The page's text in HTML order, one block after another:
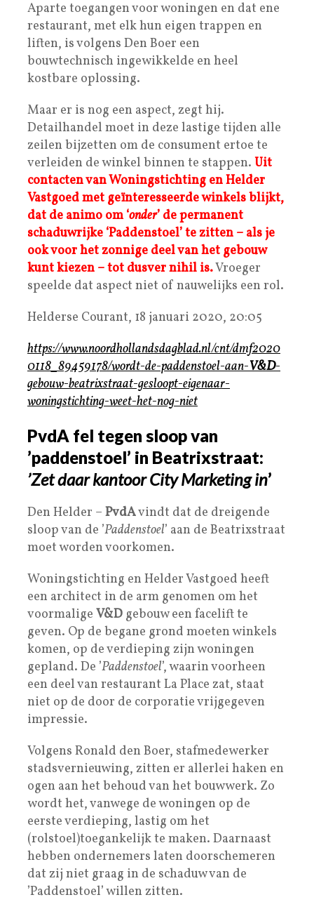
Aparte toegangen voor woningen en dat ene
restaurant, met elk hun eigen trappen en
liften, is volgens Den Boer een
bouwtechnisch ingewikkelde en heel
kostbare oplossing.
Maar er is nog een aspect, zegt hij.
Detailhandel moet in deze lastige tijden alle
zeilen bijzetten om de consument ertoe te
verleiden de winkel binnen te stappen. Uit
contacten van Woningstichting en Helder
Vastgoed met geïnteresseerde winkels blijkt,
dat de animo om ‘onder’ de permanent
schaduwrijke ‘Paddenstoel’ te zitten – als je
ook voor het zonnige deel van het gebouw
kunt kiezen – tot dusver nihil is.Vroeger
speelde dat aspect niet of nauwelijks een rol.
Helderse Courant, 18 januari 2020, 20:05
https://www.noordhollandsdagblad.nl/cnt/dmf2020
0118_89459178/wordt-de-paddenstoel-aan-V&D-
gebouw-beatrixstraat-gesloopt-eigenaar-
woningstichting-weet-het-nog-niet
PvdA fel tegen sloop van
’paddenstoel’ in Beatrixstraat:
’Zet daar kantoor City Marketing in’
Den Helder – PvdAvindt dat de dreigende
sloop van de ’Paddenstoel’ aan de Beatrixstraat
moet worden voorkomen.
Woningstichting en Helder Vastgoed heeft
een architect in de arm genomen om het
voormalige V&D gebouw een facelift te
geven. Op de begane grond moeten winkels
komen, op de verdieping zijn woningen
gepland. De ’Paddenstoel’, waarin voorheen
een deel van restaurant La Place zat, staat
niet op de door de corporatie vrijgegeven
impressie.
Volgens Ronald den Boer, stafmedewerker
stadsvernieuwing, zitten er allerlei haken en
ogen aan het behoud van het bouwwerk. Zo
wordt het, vanwege de woningen op de
eerste verdieping, lastig om het
(rolstoel)toegankelijk te maken. Daarnaast
hebben ondernemers laten doorschemeren
dat zij niet graag in de schaduw van de
’Paddenstoel’ willen zitten.